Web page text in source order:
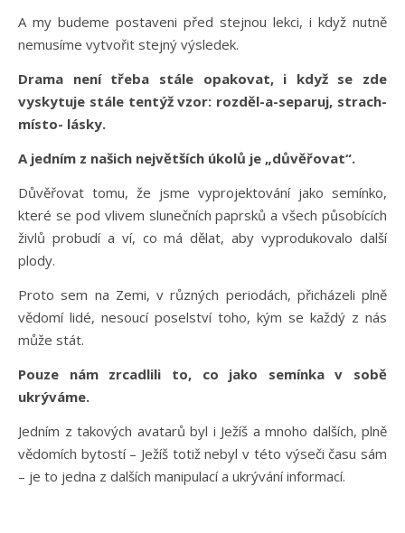
A my budeme postaveni před stejnou lekci, i když nutně
nemusíme vytvořit stejný výsledek.
Drama není třeba stále opakovat, i když se zde
vyskytuje stále tentýž vzor: rozděl-a-separuj, strach-
místo- lásky.
A jedním z našich největších úkolů je „důvěřovat“.
Důvěřovat tomu, že jsme vyprojektování jako semínko,
které se pod vlivem slunečních paprsků a všech působících
živlů probudí a ví, co má dělat, aby vyprodukovalo další
plody.
Proto sem na Zemi, v různých periodách, přicházeli plně
vědomí lidé, nesoucí poselství toho, kým se každý z nás
může stát.
Pouze nám zrcadlili to, co jako semínka v sobě
ukrýváme.
Jedním z takových avatarů byl i Ježíš a mnoho dalších, plně
vědomích bytostí – Ježíš totiž nebyl v této výseči času sám
– je to jedna z dalších manipulací a ukrývání informací.